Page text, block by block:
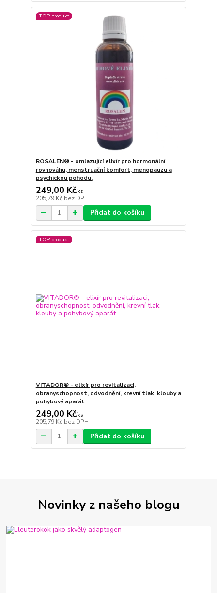
TOP produkt
ROSALEN® - omlazující elixír pro hormonální
rovnováhu, menstruační komfort, menopauzu a
psychickou pohodu.
249,00 Kč/ks
205,79 Kč bez DPH
Přidat do košíku
TOP produkt
VITADOR® - elixír pro revitalizaci,
obranyschopnost, odvodnění, krevní tlak, klouby a
pohybový aparát
249,00 Kč/ks
205,79 Kč bez DPH
Přidat do košíku
Novinky z našeho blogu